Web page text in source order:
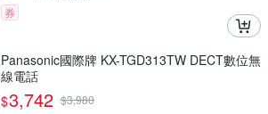
券
Panasonic國際牌 KX-TGD313TW DECT數位無
線電話
$3,742 $3,980